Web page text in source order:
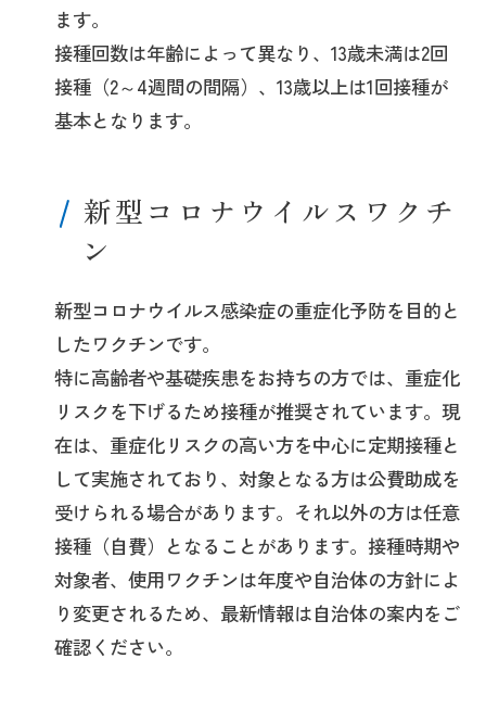
ます。
接種回数は年齢によって異なり、13歳未満は2回
接種（2～4週間の間隔）、13歳以上は1回接種が
基本となります。
新型コロナウイルスワクチ
ン
新型コロナウイルス感染症の重症化予防を目的と
したワクチンです。
特に高齢者や基礎疾患をお持ちの方では、重症化
リスクを下げるため接種が推奨されています。現
在は、重症化リスクの高い方を中心に定期接種と
して実施されており、対象となる方は公費助成を
受けられる場合があります。それ以外の方は任意
接種（自費）となることがあります。接種時期や
対象者、使用ワクチンは年度や自治体の方針によ
り変更されるため、最新情報は自治体の案内をご
確認ください。